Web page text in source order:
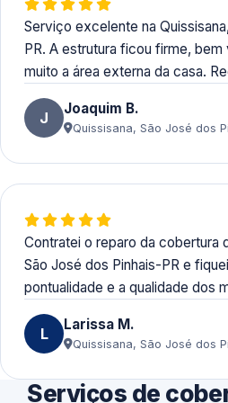
Serviço excelente na
PR. A estrutura ficou firme,
muito a área externa da casa.
J Joaquim B.
Quissisana, São José dos
Contratei o reparo da cobertura
São José dos Pinhais-PR e
pontualidade e a qualidade dos
L Larissa M.
Quissisana, São José dos
Serviços de